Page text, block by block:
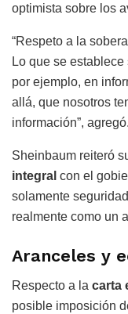
optimista sobre los
“Respeto a la
Lo que se
por ejemplo, en
allá, que nosotros
información”, agregó.
Sheinbaum reiteró
integral con el
solamente
realmente como un
Aranceles y
Respecto a la carta
posible imposición